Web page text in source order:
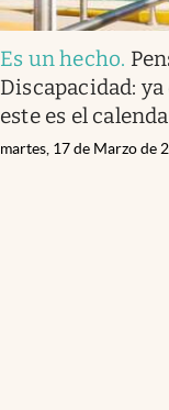
Es un hecho.
Discapacidad:
este es el
martes, 17 de Marzo de